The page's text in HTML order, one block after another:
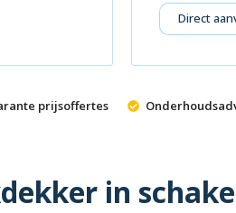
Direct
prijsoffertes
in